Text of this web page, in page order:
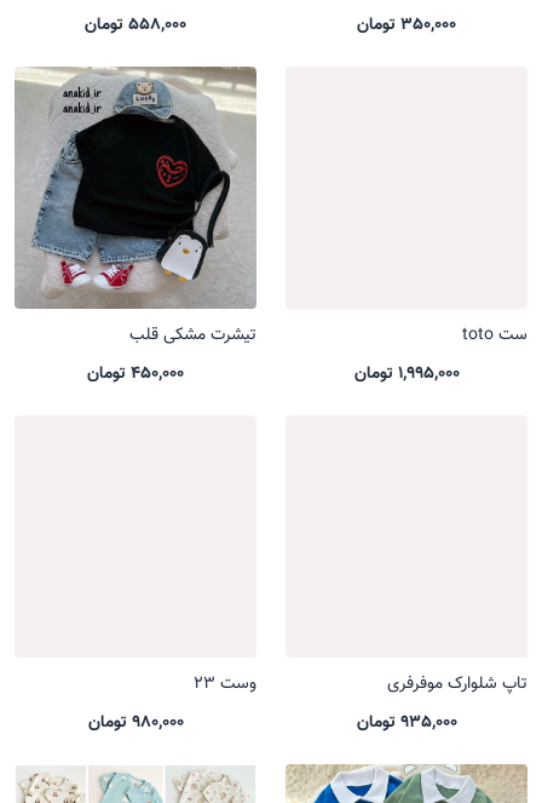
350,000 تومان
558,000 تومان
ست toto
1,995,000 تومان
تیشرت مشکی قلب
450,000 تومان
تاپ شلوارک موفرفری
935,000 تومان
وست 23
980,000 تومان